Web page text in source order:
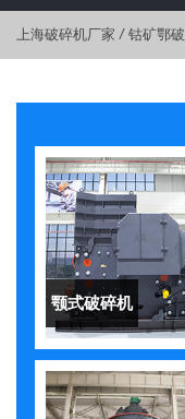
上海破碎机厂家 / 钴矿鄂破
颚式破碎机